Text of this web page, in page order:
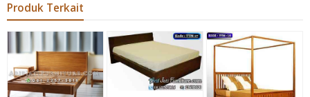
Produk Terkait